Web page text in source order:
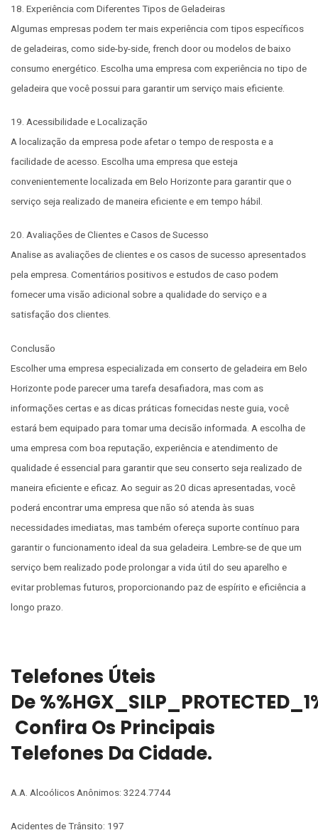
18. Experiência com Diferentes Tipos de Geladeiras
Algumas empresas podem ter mais experiência com tipos específicos
de geladeiras, como side-by-side, french door ou modelos de baixo
consumo energético. Escolha uma empresa com experiência no tipo de
geladeira que você possui para garantir um serviço mais eficiente.
19. Acessibilidade e Localização
A localização da empresa pode afetar o tempo de resposta e a
facilidade de acesso. Escolha uma empresa que esteja
convenientemente localizada em Belo Horizonte para garantir que o
serviço seja realizado de maneira eficiente e em tempo hábil.
20. Avaliações de Clientes e Casos de Sucesso
Analise as avaliações de clientes e os casos de sucesso apresentados
pela empresa. Comentários positivos e estudos de caso podem
fornecer uma visão adicional sobre a qualidade do serviço e a
satisfação dos clientes.
Conclusão
Escolher uma empresa especializada em conserto de geladeira em Belo
Horizonte pode parecer uma tarefa desafiadora, mas com as
informações certas e as dicas práticas fornecidas neste guia, você
estará bem equipado para tomar uma decisão informada. A escolha de
uma empresa com boa reputação, experiência e atendimento de
qualidade é essencial para garantir que seu conserto seja realizado de
maneira eficiente e eficaz. Ao seguir as 20 dicas apresentadas, você
poderá encontrar uma empresa que não só atenda às suas
necessidades imediatas, mas também ofereça suporte contínuo para
garantir o funcionamento ideal da sua geladeira. Lembre-se de que um
serviço bem realizado pode prolongar a vida útil do seu aparelho e
evitar problemas futuros, proporcionando paz de espírito e eficiência a
longo prazo.
Telefones Úteis
De
Confira Os Principais
Telefones Da Cidade.
A.A. Alcoólicos Anônimos: 3224.7744
Acidentes de Trânsito: 197